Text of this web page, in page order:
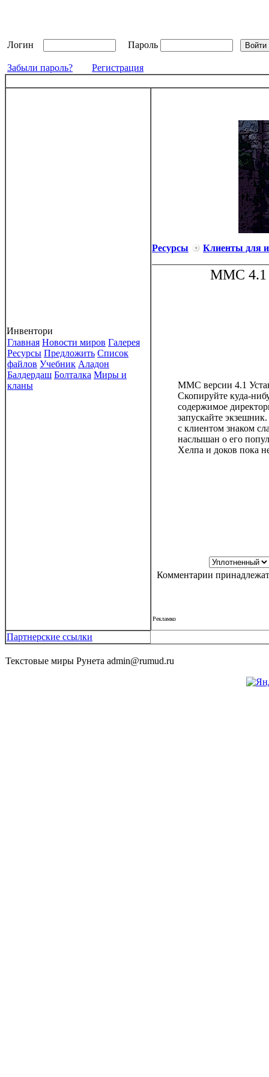
Логин Пароль
Забыли пароль? Регистрация
Инвентори
Главная Новости миров Галерея
Ресурсы Предложить Список
файлов Учебник Аладон
Балдердаш Болталка Миры и
кланы
Ресурсы Клиенты для
MMC
MMC версии 4.1
Скопируйте куда-
содержимое
запускайте
с клиентом знаком
наслышан о его
Хелпа и доков пока
Комментарии
Рекламко
Партнерские ссылки
Текстовые миры Рунета admin@rumud.ru